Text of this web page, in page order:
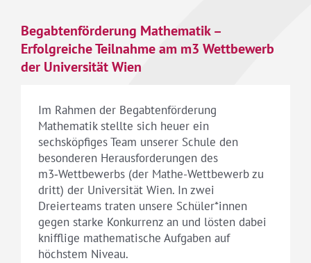
Begabtenförderung Mathematik –
Erfolgreiche Teilnahme am m3 Wettbewerb
der Universität Wien
Im Rahmen der Begabtenförderung
Mathematik stellte sich heuer ein
sechsköpfiges Team unserer Schule den
besonderen Herausforderungen des
m3‑Wettbewerbs (der Mathe-Wettbewerb zu
dritt) der Universität Wien. In zwei
Dreierteams traten unsere Schüler*innen
gegen starke Konkurrenz an und lösten dabei
knifflige mathematische Aufgaben auf
höchstem Niveau.